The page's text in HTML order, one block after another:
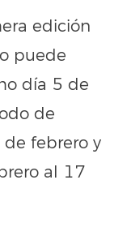
edición
puede
día 5 de
de
febrero y
al 17